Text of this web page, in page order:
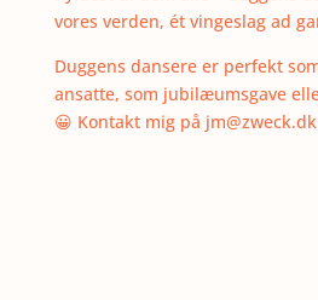
vores verden, ét vingeslag ad
Duggens dansere er perfekt
ansatte, som jubilæumsgave
😀 Kontakt mig på